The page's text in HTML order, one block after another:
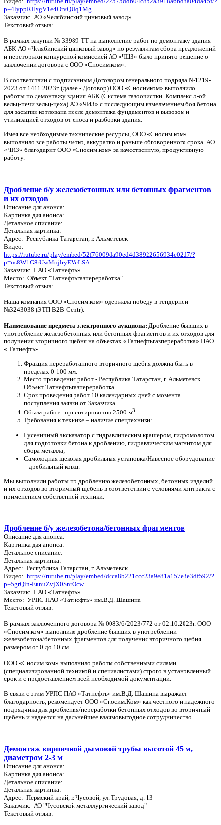
p=4lyppRHygV1e4OrvQUq1Mg
Заказчик: АО «Челябинский цинковый завод»
Текстовый отзыв:
В рамках закупки № 33989-ТТ на выполнение работ по демонтажу здания
АБК АО «Челябинский цинковый завод» по результатам сбора предложений
и переторжки конкурсной комиссией АО «ЧЦЗ» было принято решение о
заключении договора с ООО «Сносим.ком».
В соответствии с подписанным Договором генерального подряда №1219-
2023 от 1411.2023г. (далее - Договор) ООО «Сносимком» выполнило
работы по демонтажу здания АБК (Система газоочистки. Комплекс 5-ой
вельц-печи вельц-цеха) АО «ЧИЗ» с последующим измельчением боя бетона
для засыпки котлована после демонтажа фундаментов и вывозом и
утилизацией отходов от сноса и разборки здания.
Имея все необходимые технические ресурсы, ООО «Сносим.ком»
выполнило все работы четко, аккуратно и раньше обговоренного срока. АО
«ЧИЗ» благодарит ООО «Сносим.ком» за качественную, продуктивную
работу.
Дробление б/у железобетонных или бетонных фрагментов
и их отходов
Описание для анонса:
Картинка для анонса:
Детальное описание:
Детальная картинка:
Адрес: Республика Татарстан, г. Альметевск
Видео:
https://rutube.ru/play/embed/52f76009da90ed4d38922656934e02d7/?
p=os8W1G8rUwMojlryEVeLSA
Заказчик: ПАО «Татнефть»
Место: Объект "Татнефтьгазпереработка"
Текстовый отзыв:
Наша компания ООО «Сносим.ком» одержала победу в тендерной
№3243038 (ЭТП В2В-Centr).
Наименование предмета электронного аукциона: Дробление бывших в
употребление железобетонных или бетонных фрагментов и их отходов для
получения вторичного щебня на объектах «Татнефтьгазпереработка» ПАО
« Татнефть».
Фракция переработанного вторичного щебня должна быть в
пределах 0-100 мм.
Место проведения работ - Республика Татарстан, г. Альметевск.
Объект Татнефтьгазпереработка
Срок проведения работ 10 календарных дней с момента
поступления заявки от Заказчика.
Объем работ - ориентировочно 2500 м3.
Требования к технике – наличие спецтехники:
Гусеничный экскаватор с гидравлическим крашером, гидромолотом
для подготовки бетона к дроблению, гидравлическим магнитом для
сбора металла;
Самоходная щековая дробильная установка/Навесное оборудование
– дробильный ковш.
Мы выполнили работы по дроблению железобетонных, бетонных изделий
и их отходов во вторичный щебень в соответствии с условиями контракта с
применением собственной техники.
Дробление б/у железобетона/бетонных фрагментов
Описание для анонса:
Картинка для анонса:
Детальное описание:
Детальная картинка:
Адрес: Республика Татарстан, г. Альметевск
Видео: https://rutube.ru/play/embed/dcca8b221ccc23a9e81a157e3e3df592/?
p=5grQin-EunuZvjX0SnrOcw
Заказчик: ПАО «Татнефть»
Место: УРПС ПАО «Татнефть» им.В.Д. Шашина
Текстовый отзыв:
В рамках заключенного договора № 0083/6/2023/772 от 02.10.2023г. ООО
«Сносим.ком» выполнило дробление бывших в употреблении
железобетона/бетонных фрагментов для получения вторичного щебня
размером от 0 до 10 см.
ООО «Сносим.ком» выполнило работы собственными силами
(специализированной техникой и специалистами) строго в установленный
срок и с предоставлением всей необходимой документации.
В связи с этим УРПС ПАО «Татнефть» им.В.Д. Шашина выражает
благодарность, рекомендует ООО «Сносим.Ком» как честного и надежного
подрядчика для дробления/переработки бетонных отходов во вторичный
щебень и надеется на дальнейшее взаимовыгодное сотрудничество.
Демонтаж кирпичной дымовой трубы высотой 45 м,
диаметром 2-3 м
Описание для анонса:
Картинка для анонса:
Детальное описание:
Детальная картинка:
Адрес: Пермский край, г. Чусовой, ул. Трудовая, д. 13
Заказчик: АО "Чусовской металлургический завод"
Текстовый отзыв: